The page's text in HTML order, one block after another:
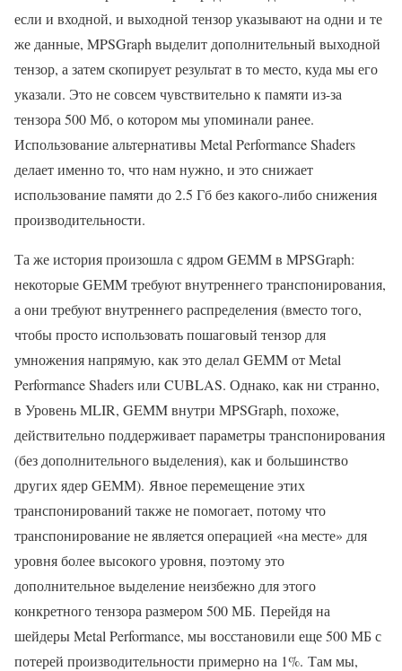
если и входной, и выходной тензор указывают на одни и те
же данные, MPSGraph выделит дополнительный выходной
тензор, а затем скопирует результат в то место, куда мы его
указали. Это не совсем чувствительно к памяти из-за
тензора 500 Мб, о котором мы упоминали ранее.
Использование альтернативы Metal Performance Shaders
делает именно то, что нам нужно, и это снижает
использование памяти до 2.5 Гб без какого-либо снижения
производительности.
Та же история произошла с ядром GEMM в MPSGraph:
некоторые GEMM требуют внутреннего транспонирования,
а они требуют внутреннего распределения (вместо того,
чтобы просто использовать пошаговый тензор для
умножения напрямую, как это делал GEMM от Metal
Performance Shaders или CUBLAS. Однако, как ни странно,
в Уровень MLIR, GEMM внутри MPSGraph, похоже,
действительно поддерживает параметры транспонирования
(без дополнительного выделения), как и большинство
других ядер GEMM). Явное перемещение этих
транспонирований также не помогает, потому что
транспонирование не является операцией «на месте» для
уровня более высокого уровня, поэтому это
дополнительное выделение неизбежно для этого
конкретного тензора размером 500 МБ. Перейдя на
шейдеры Metal Performance, мы восстановили еще 500 МБ с
потерей производительности примерно на 1%. Там мы,